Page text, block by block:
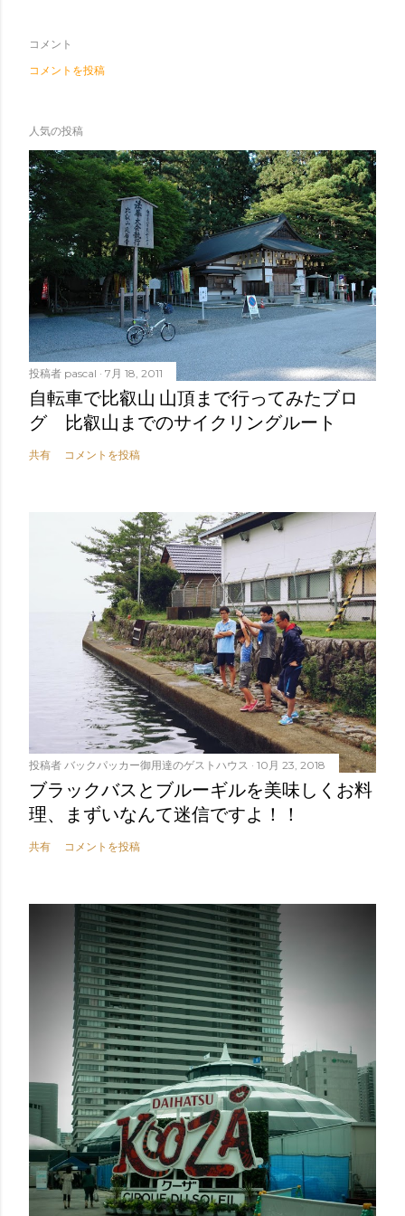
コメント
コメントを投稿
人気の投稿
投稿者 pascal 7月 18, 2011
自転車で比叡山 山頂まで行ってみたブロ
グ 比叡山までのサイクリングルート
共有 コメントを投稿
投稿者 バックパッカー御用達のゲストハウス 10月 23, 2018
ブラックバスとブルーギルを美味しくお料
理、まずいなんて迷信ですよ！！
共有 コメントを投稿